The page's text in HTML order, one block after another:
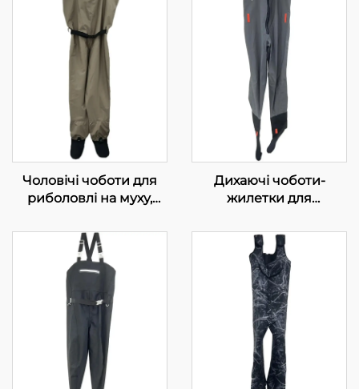
Чоловічі чоботи для
риболовлі на муху,
водонепроникні
моделі з носком,
штани для риболовлі в
Дихаючі чоботи-
жилетки для
водонепроникні
чоботи для риболовлі
на муху, дихаючі
неопренові чоботи із
черевичками та
штанами, 100%
водонепроникні